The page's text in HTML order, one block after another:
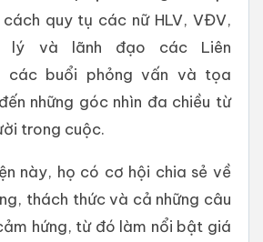
quy tụ các nữ HLV, VĐV,
lý và lãnh đạo các Liên
các buổi phỏng vấn và tọa
những góc nhìn đa chiều từ
trong cuộc.
này, họ có cơ hội chia sẻ về
thách thức và cả những câu
hứng, từ đó làm nổi bật giá